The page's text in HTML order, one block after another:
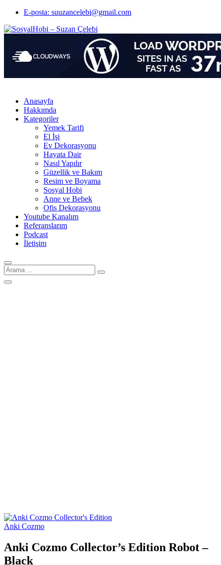
E-posta: suuzancelebi@gmail.com
Anasayfa
Hakkımda
Kategoriler
Yemek Tarifi
El İşi
Ev Dekorasyonu
Hayata Dair
Nasıl Yapılır
Güzellik ve Bakım
Resim ve Boyama
Sosyal Hobi
Anne ve Bebek
Ofis Dekorasyonu
Youtube Kanalım
Referanslarım
Podcast
İletişim
Arama
için:
Anki Cozmo
Anki Cozmo Collector’s Edition Robot –
Black